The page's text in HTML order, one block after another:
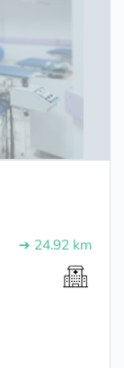
➔ 24.92 km